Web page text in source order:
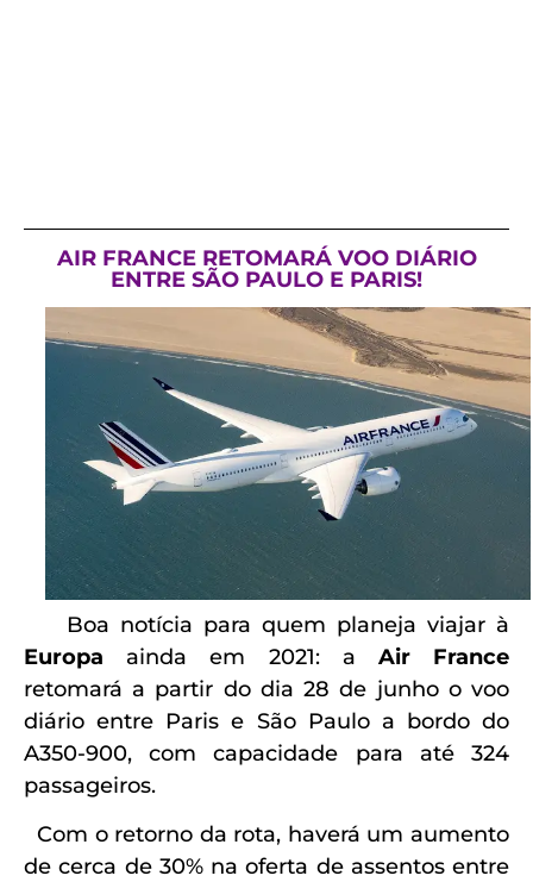
AIR FRANCE RETOMARÁ VOO DIÁRIO
ENTRE SÃO PAULO E PARIS!
Boa notícia para quem planeja viajar à
Europa ainda em 2021: a Air France
retomará a partir do dia 28 de junho o voo
diário entre Paris e São Paulo a bordo do
A350-900, com capacidade para até 324
passageiros.
Com o retorno da rota, haverá um aumento
de cerca de 30% na oferta de assentos entre